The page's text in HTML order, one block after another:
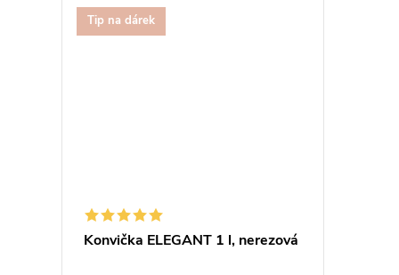
Tip na dárek
Konvička ELEGANT 1 l, nerezová